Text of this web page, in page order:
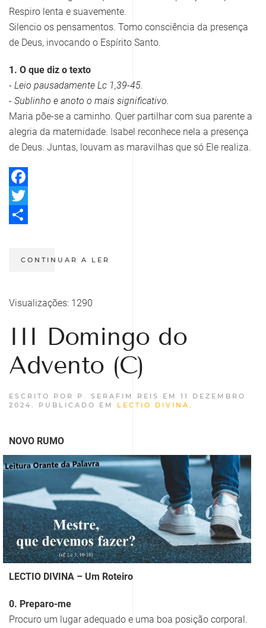
Respiro lenta e suavemente.
Silencio os pensamentos. Tomo consciência da presença
de Deus, invocando o Espírito Santo.
1. O que diz o texto
- Leio pausadamente Lc 1,39-45.
- Sublinho e anoto o mais significativo.
Maria põe-se a caminho. Quer partilhar com sua parente a
alegria da maternidade. Isabel reconhece nela a presença
de Deus. Juntas, louvam as maravilhas que só Ele realiza.
Facebook
Twitter
CONTINUAR A LER
Visualizações: 1290
III Domingo do
Advento (C)
ESCRITO POR P. SERAFIM REIS EM 11 DEZEMBRO
2024 . PUBLICADO EM LECTIO DIVINA .
NOVO RUMO
LECTIO DIVINA – Um Roteiro
0. Preparo-me
Procuro um lugar adequado e uma boa posição corporal.